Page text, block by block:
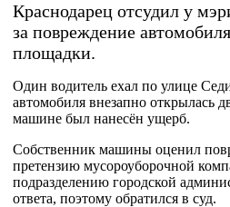
Краснодарец отсудил у
за повреждение
площадки.
Один водитель ехал по улице
автомобиля внезапно открылась
машине был нанесён ущерб.
Собственник машины оценил
претензию мусороуборочной
подразделению городской
ответа, поэтому обратился в суд.